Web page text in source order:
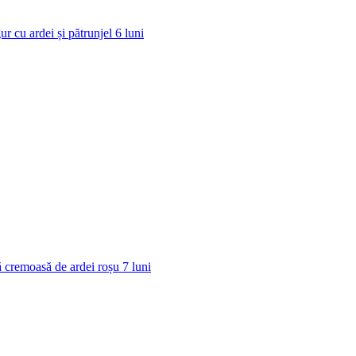
cu ardei și pătrunjel 6 luni
cremoasă de ardei roșu 7 luni